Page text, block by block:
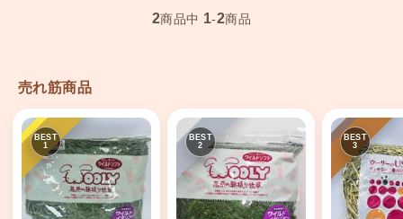
2商品中 1-2商品
売れ筋商品